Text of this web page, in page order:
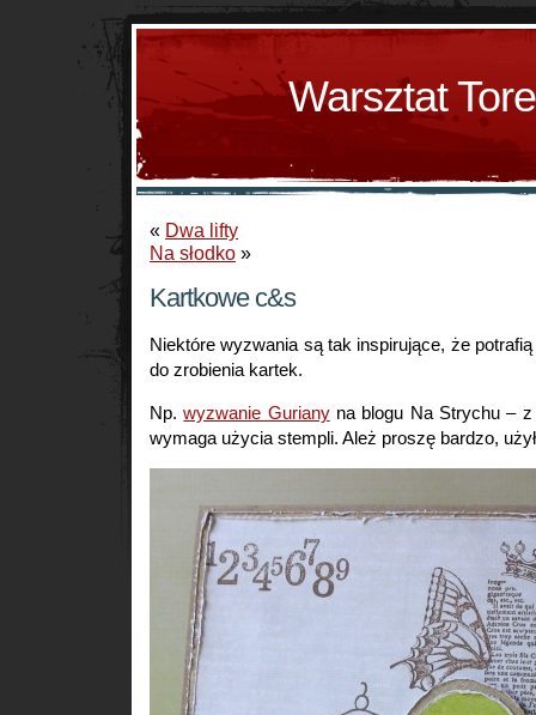
Warsztat
« Dwa lifty
Na słodko »
Kartkowe c&s
Niektóre wyzwania są tak inspirujące, że
do zrobienia kartek.
Np.wyzwanie Gurianyna blogu Na Strychu – z
wymaga użycia stempli. Ależ proszę bardzo,